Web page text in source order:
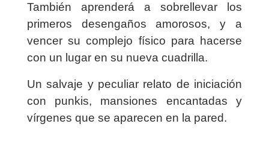
También aprenderá a sobrellevar los
primeros desengaños amorosos, y a
vencer su complejo físico para hacerse
con un lugar en su nueva cuadrilla.
Un salvaje y peculiar relato de iniciación
con punkis, mansiones encantadas y
vírgenes que se aparecen en la pared.